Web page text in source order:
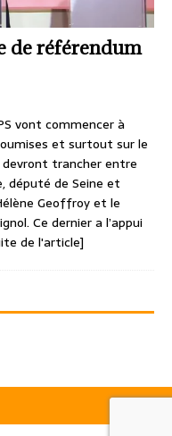
de référendum
vont commencer à
et surtout sur le
trancher entre
député de Seine et
Geoffroy et le
Ce dernier a l’appui
de l'article]